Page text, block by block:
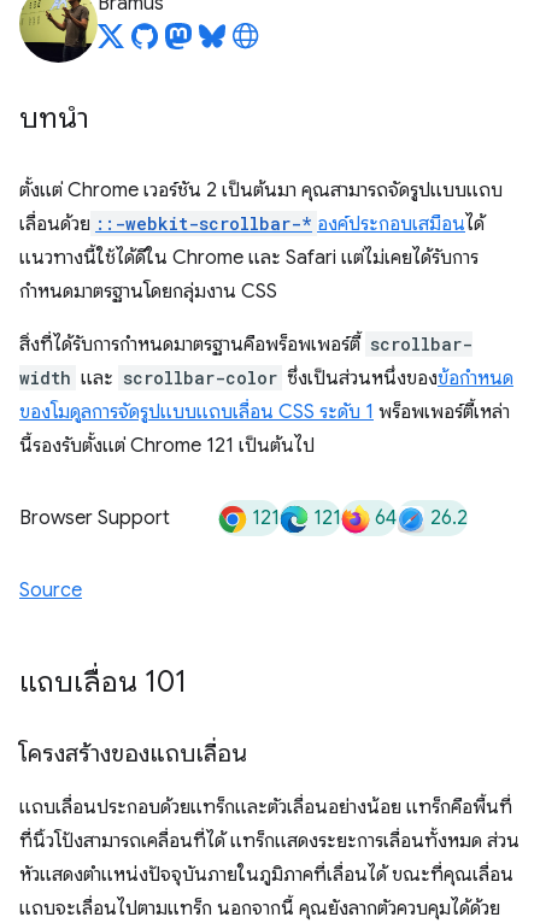
บทนำ
ตั้งแต่ Chrome เวอร์ชัน 2 เป็นต้นมา คุณสามารถจัดรูปแบบแถบ
เลื่อนด้วย ::-webkit-scrollbar-* องค์ประกอบเสมือนได้
แนวทางนี้ใช้ได้ดีใน Chrome และ Safari แต่ไม่เคยได้รับการ
กำหนดมาตรฐานโดยกลุ่มงาน CSS
สิ่งที่ได้รับการกำหนดมาตรฐานคือพร็อพเพอร์ตี้ scrollbar-
width และ scrollbar-color ซึ่งเป็นส่วนหนึ่งของข้อกำหนด
ของโมดูลการจัดรูปแบบแถบเลื่อน CSS ระดับ 1 พร็อพเพอร์ตี้เหล่า
นี้รองรับตั้งแต่ Chrome 121 เป็นต้นไป
Browser Support 121 121 64 26.2
Source
แถบเลื่อน 101
โครงสร้างของแถบเลื่อน
แถบเลื่อนประกอบด้วยแทร็กและตัวเลื่อนอย่างน้อย แทร็กคือพื้นที่
ที่นิ้วโป้งสามารถเคลื่อนที่ได้ แทร็กแสดงระยะการเลื่อนทั้งหมด ส่วน
หัวแสดงตำแหน่งปัจจุบันภายในภูมิภาคที่เลื่อนได้ ขณะที่คุณเลื่อน
แถบจะเลื่อนไปตามแทร็ก นอกจากนี้ คุณยังลากตัวควบคุมได้ด้วย